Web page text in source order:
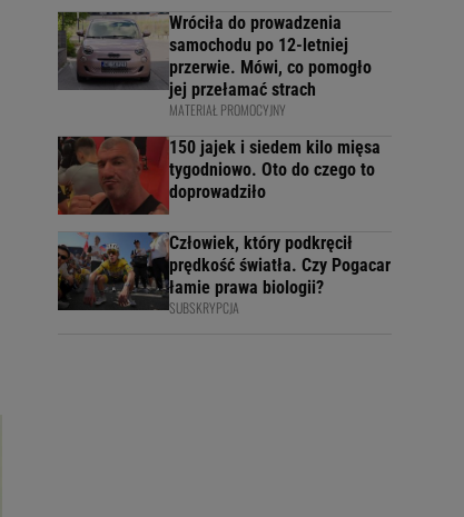
Wróciła do prowadzenia
samochodu po 12-letniej
przerwie. Mówi, co pomogło
jej przełamać strach
MATERIAŁ PROMOCYJNY
150 jajek i siedem kilo mięsa
tygodniowo. Oto do czego to
doprowadziło
Człowiek, który podkręcił
prędkość światła. Czy Pogacar
łamie prawa biologii?
SUBSKRYPCJA